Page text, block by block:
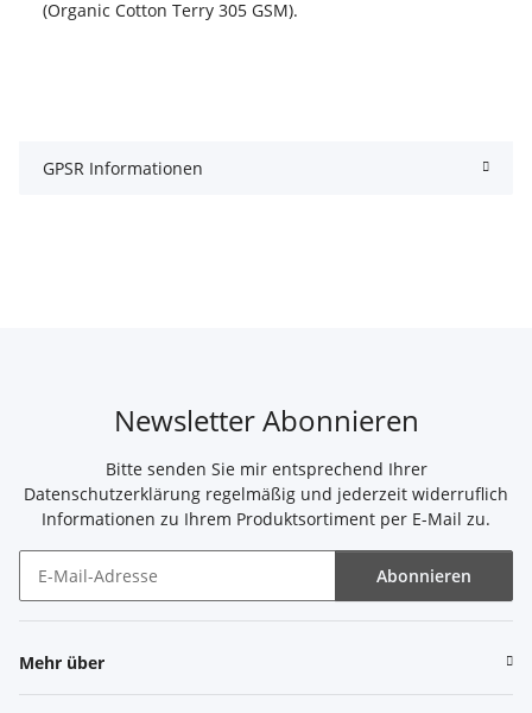
(Organic Cotton Terry 305 GSM).
GPSR Informationen
Newsletter Abonnieren
Bitte senden Sie mir entsprechend Ihrer
Datenschutzerklärung regelmäßig und jederzeit widerruflich
Informationen zu Ihrem Produktsortiment per E-Mail zu.
Abonnieren
Mehr über